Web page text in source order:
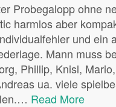
Probegalopp ohne
harmlos aber
und ein
Mann muss
Phillip, Knisl,
ua. viele
Read More